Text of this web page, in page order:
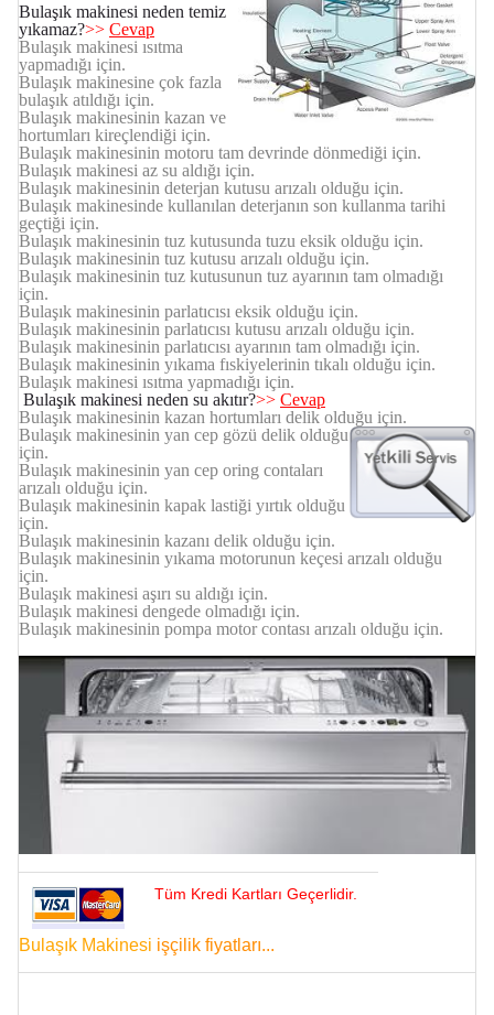
Bulaşık makinesi neden temiz
yıkamaz?>> Cevap
Bulaşık makinesi ısıtma
yapmadığı için.
Bulaşık makinesine çok fazla
bulaşık atıldığı için.
Bulaşık makinesinin kazan ve
hortumları kireçlendiği için.
Bulaşık makinesinin motoru tam devrinde dönmediği için.
Bulaşık makinesi az su aldığı için.
Bulaşık makinesinin deterjan kutusu arızalı olduğu için.
Bulaşık makinesinde kullanılan deterjanın son kullanma tarihi
geçtiği için.
Bulaşık makinesinin tuz kutusunda tuzu eksik olduğu için.
Bulaşık makinesinin tuz kutusu arızalı olduğu için.
Bulaşık makinesinin tuz kutusunun tuz ayarının tam olmadığı
için.
Bulaşık makinesinin parlatıcısı eksik olduğu için.
Bulaşık makinesinin parlatıcısı kutusu arızalı olduğu için.
Bulaşık makinesinin parlatıcısı ayarının tam olmadığı için.
Bulaşık makinesinin yıkama fıskiyelerinin tıkalı olduğu için.
Bulaşık makinesi ısıtma yapmadığı için.
Bulaşık makinesi neden su akıtır?>> Cevap
Bulaşık makinesinin kazan hortumları delik olduğu için.
Bulaşık makinesinin yan cep gözü delik olduğu
için.
Bulaşık makinesinin yan cep oring contaları
arızalı olduğu için.
Bulaşık makinesinin kapak lastiği yırtık olduğu
için.
Bulaşık makinesinin kazanı delik olduğu için.
Bulaşık makinesinin yıkama motorunun keçesi arızalı olduğu
için.
Bulaşık makinesi aşırı su aldığı için.
Bulaşık makinesi dengede olmadığı için.
Bulaşık makinesinin pompa motor contası arızalı olduğu için.
Tüm Kredi Kartları Geçerlidir.
Bulaşık Makinesi işçilik fiyatları...